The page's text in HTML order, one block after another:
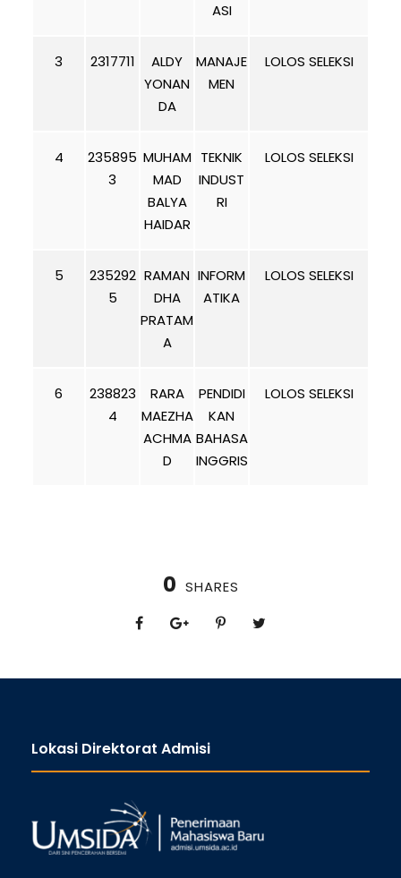
ASI
3 2317711
ALDY
YONAN
DA
MANAJE
MEN
LOLOS SELEKSI
4
235895
3
MUHAM
MAD
BALYA
HAIDAR
TEKNIK
INDUST
RI
LOLOS SELEKSI
5
235292
5
RAMAN
DHA
PRATAM
A
INFORM
ATIKA
LOLOS SELEKSI
6
238823
4
RARA
MAEZHA
ACHMA
D
PENDIDI
KAN
BAHASA
INGGRIS
LOLOS SELEKSI
0 SHARES
Lokasi Direktorat Admisi